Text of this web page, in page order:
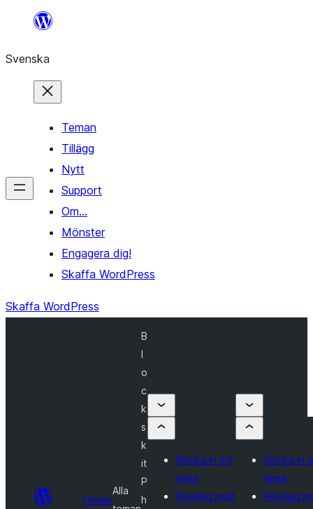
Hoppa
innehåll
Svenska
Teman
Tillägg
Nytt
Support
Om…
Mönster
Engagera dig!
Skaffa WordPress
Skaffa WordPress
Teman
Alla
B
l
o
c
k
s
k
it
P
h
Skicka in ett
tema
Företag med
Skicka in
tema
Företag